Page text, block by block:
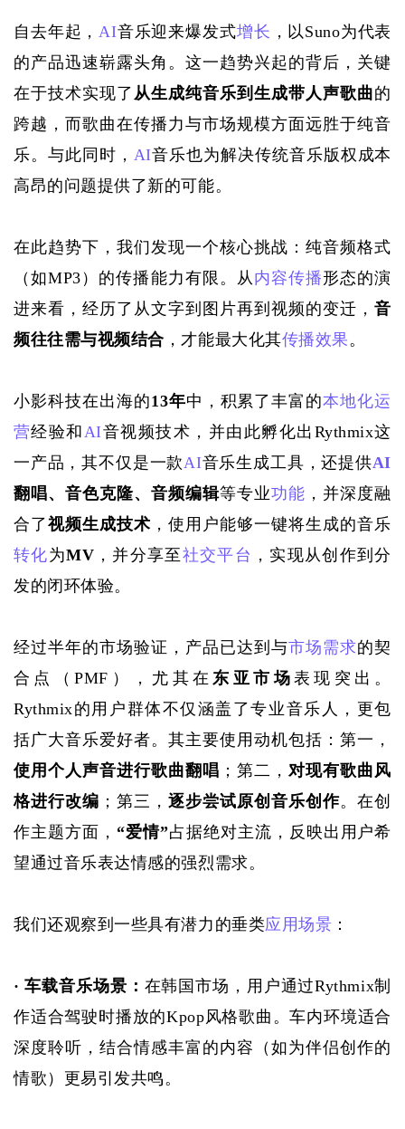
自去年起，AI音乐迎来爆发式增长 ，以Suno为代表
的产品迅速崭露头角。这一趋势兴起的背后，关键
在于技术实现了 从生成纯音乐到生成带人声歌曲的
跨越，而歌曲在传播力与市场规模方面远胜于纯音
乐。与此同时， AI音乐也为解决传统音乐版权成本
高昂的问题提供了新的可能。
在此趋势下，我们发现一个核心挑战：纯音频格式
（如MP3）的传播能力有限。从内容传播形态的演
进来看，经历了从文字到图片再到视频的变迁，音
频往往需与视频结合 ，才能最大化其传播效果。
小影科技在出海的13年中，积累了丰富的本地化运
营经验和 AI音视频技术，并由此孵化出Rythmix这
一产品，其不仅是一款AI音乐生成工具，还提供AI
翻唱、音色克隆、音频编辑等专业功能 ，并深度融
合了视频生成技术 ，使用户能够一键将生成的音乐
转化为MV ，并分享至社交平台 ，实现从创作到分
发的闭环体验。
经过半年的市场验证，产品已达到与市场需求的契
合点（PMF），尤其在东亚市场 表现突出。
Rythmix的用户群体不仅涵盖了专业音乐人，更包
括广大音乐爱好者。其主要使用动机包括：第一，
使用个人声音进行歌曲翻唱 ；第二，对现有歌曲风
格进行改编 ；第三，逐步尝试原创音乐创作。在创
作主题方面， “爱情”占据绝对主流，反映出用户希
望通过音乐表达情感的强烈需求。
我们还观察到一些具有潜力的垂类应用场景 ：
· 车载音乐场景： 在韩国市场，用户通过Rythmix制
作适合驾驶时播放的Kpop风格歌曲。车内环境适合
深度聆听，结合情感丰富的内容（如为伴侣创作的
情歌）更易引发共鸣。